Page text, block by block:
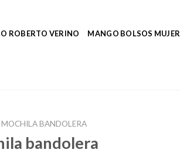
ROBERTO VERINO MANGO BOLSOS MUJER
MOCHILA BANDOLERA
bandolera